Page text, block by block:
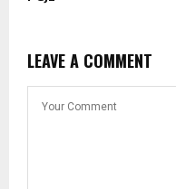
LEAVE A COMMENT